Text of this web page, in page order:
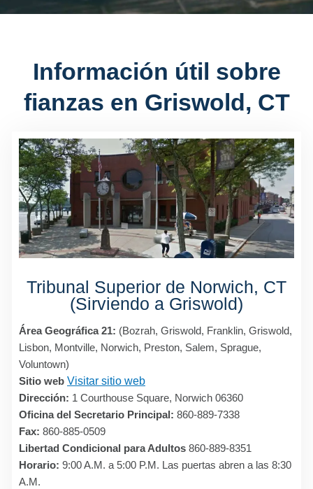
Información útil sobre
fianzas en Griswold, CT
Tribunal Superior de Norwich, CT
(Sirviendo a Griswold)
Área Geográfica 21: (Bozrah, Griswold, Franklin, Griswold,
Lisbon, Montville, Norwich, Preston, Salem, Sprague,
Voluntown)
Sitio web Visitar sitio web
Dirección: 1 Courthouse Square, Norwich 06360
Oficina del Secretario Principal: 860-889-7338
Fax: 860-885-0509
Libertad Condicional para Adultos 860-889-8351
Horario: 9:00 A.M. a 5:00 P.M. Las puertas abren a las 8:30
A.M.